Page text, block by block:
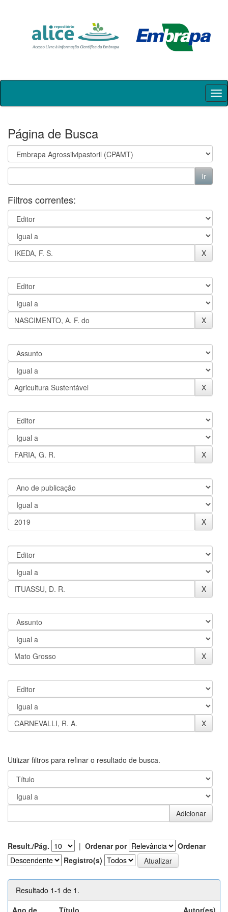
Skip
Página de Busca
Filtros correntes:
Utilizar filtros para refinar o resultado de busca.
Result./Pág. | Ordenar por
Ordenar
Registro(s)
Resultado 1-1 de 1.
Ano de
Título Autor(es)